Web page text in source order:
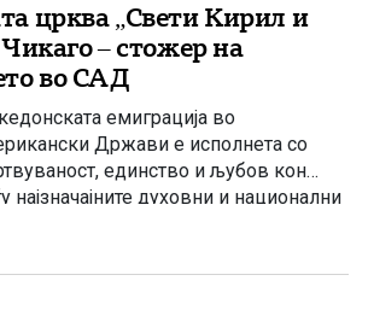
црква „Свети Кирил и
– стожер на
во САД
емиграција во
Држави е исполнета со
единство и љубов кон
најзначајните духовни и национални
во Америка се
каде што се чуваат верата,